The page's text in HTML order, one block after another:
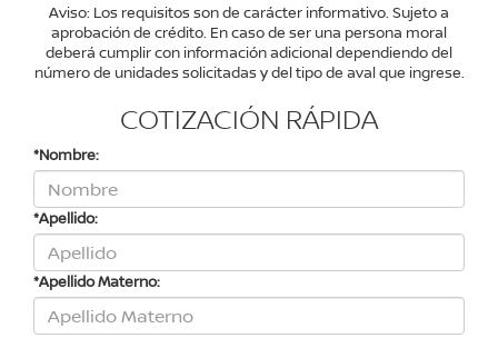
Aviso: Los requisitos son de carácter informativo. Sujeto a
aprobación de crédito. En caso de ser una persona moral
deberá cumplir con información adicional dependiendo del
número de unidades solicitadas y del tipo de aval que ingrese.
COTIZACIÓN RÁPIDA
*Nombre:
*Apellido:
*Apellido Materno: